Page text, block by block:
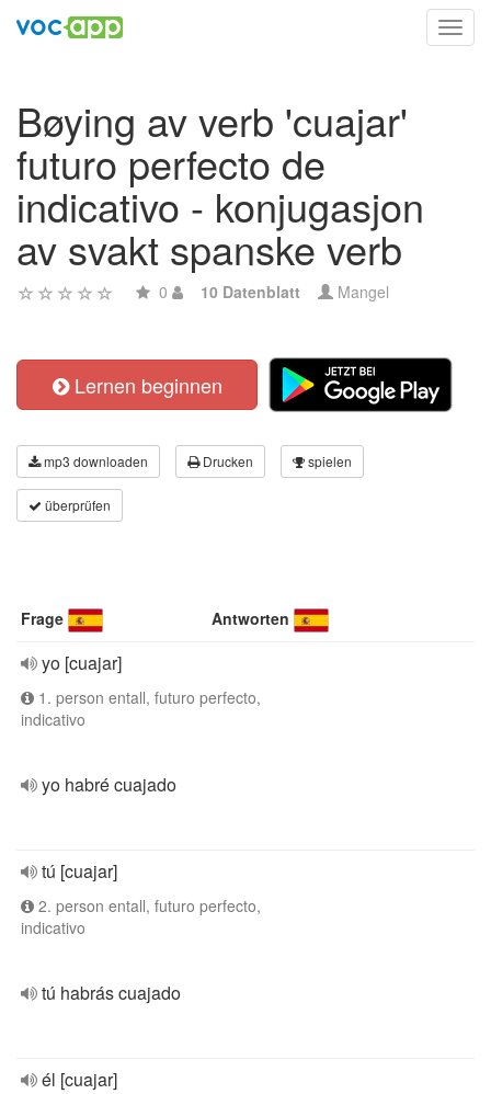
Bøying av verb 'cuajar'
futuro perfecto de
indicativo - konjugasjon
av svakt spanske verb
0 10 Datenblatt Mangel
Lernen beginnen
mp3 downloaden Drucken spielen
überprüfen
Frage Antworten
yo [cuajar]
1. person entall, futuro perfecto,
indicativo
yo habré cuajado
tú [cuajar]
2. person entall, futuro perfecto,
indicativo
tú habrás cuajado
él [cuajar]